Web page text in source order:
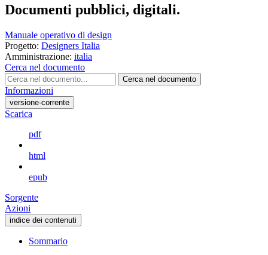
Documenti pubblici, digitali.
Manuale operativo di design
Progetto: Designers Italia
Amministrazione: italia
Cerca nel documento
Cerca nel documento
Informazioni
versione-corrente
Scarica
pdf
html
epub
Sorgente
Azioni
indice dei contenuti
Sommario